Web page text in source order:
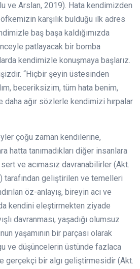
ve Arslan, 2019). Hata kendimizden
karşılık bulduğu ilk adres
baş başa kaldığımızda
patlayacak bir bomba
kendimizle konuşmaya başlarız.
“Hiçbir şeyin üstesinden
beceriksizim, tüm hata benim,
daha ağır sözlerle kendimizi hırpalar
çoğu zaman kendilerine,
hatta tanımadıkları diğer insanlara
sert ve acımasız davranabilirler (Akt.
tarafından geliştirilen ve temelleri
öz-anlayış, bireyin acı ve
kendini eleştirmekten ziyade
davranması, yaşadığı olumsuz
yaşamının bir parçası olarak
ve düşüncelerin üstünde fazlaca
gerçekçi bir algı geliştirmesidir (Akt.